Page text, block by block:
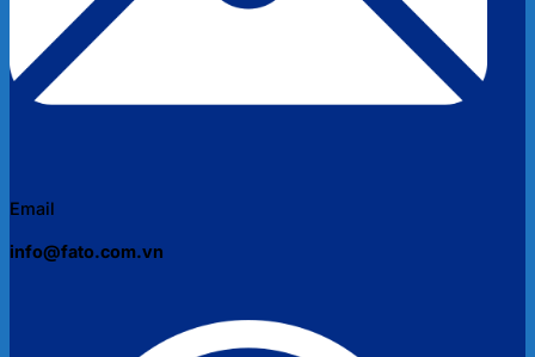
Email
info@fato.com.vn